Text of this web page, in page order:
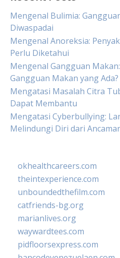
Mengenal Bulimia:
Diwaspadai
Mengenal Anoreksia:
Perlu Diketahui
Mengenal Gangguan
Gangguan Makan yang Ada?
Mengatasi Masalah Citra
Dapat Membantu
Mengatasi Cyberbullying:
Melindungi Diri dari
okhealthcareers.com
theintexperience.com
unboundedthefilm.com
catfriends-bg.org
marianlives.org
waywardtees.com
pidfloorsexpress.com